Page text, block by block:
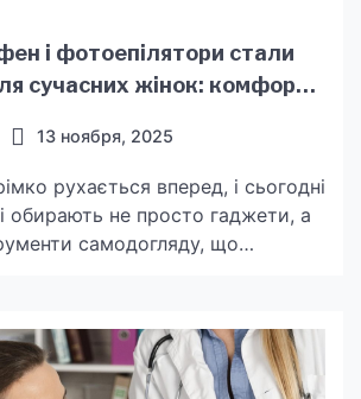
і фотоепілятори стали
сучасних жінок: комфорт,
що змінюють догляд
13 ноября, 2025
рухається вперед, і сьогодні
обирають не просто гаджети, а
самодогляду, що
uk/fenystaylery/proizvoditel:dyson/)
та сучасні